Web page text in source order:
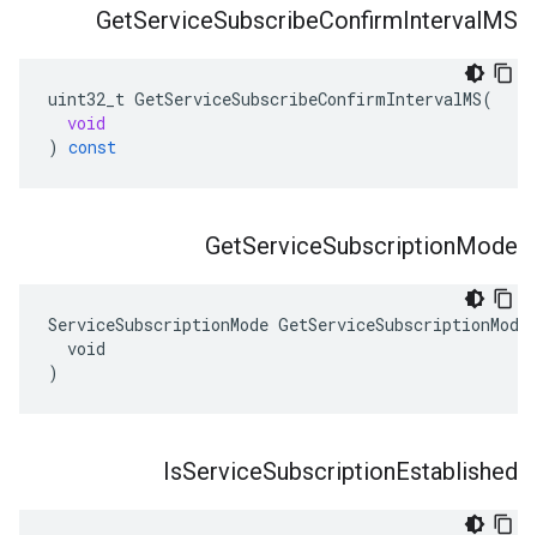
GetServiceSubscribeConfirmIntervalMS
uint32_t GetServiceSubscribeConfirmIntervalMS(
void
) const
GetServiceSubscriptionMode
ServiceSubscriptionMode
  void
)
IsServiceSubscriptionEstablished